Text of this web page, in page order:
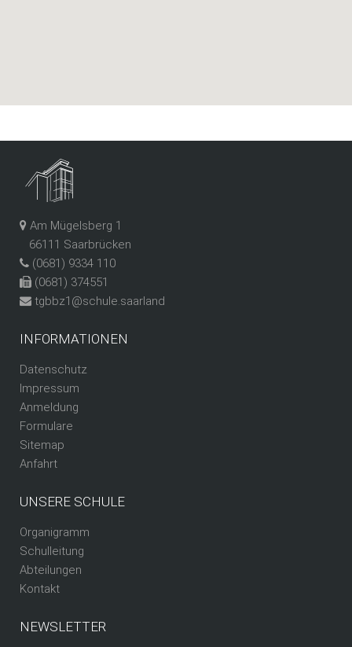
Am Mügelsberg 1
66111 Saarbrücken
(0681) 9334 110
(0681) 374551
tgbbz1@schule.saarland
INFORMATIONEN
Datenschutz
Impressum
Anmeldung
Formulare
Sitemap
Anfahrt
UNSERE SCHULE
Organigramm
Schulleitung
Abteilungen
Kontakt
NEWSLETTER